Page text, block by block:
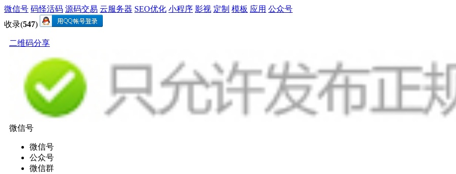
微信号 码怪活码 源码交易 云服务器 SEO优化 小程序 影视 定制 模板 应用 公众号
收录(547)
二维码分享
微信号
微信号
公众号
微信群